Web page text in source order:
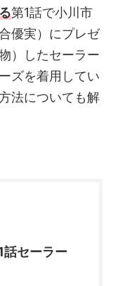
第1話で小川市
優実）にプレゼ
）したセーラー
ズを着用してい
法についても解
話セーラー